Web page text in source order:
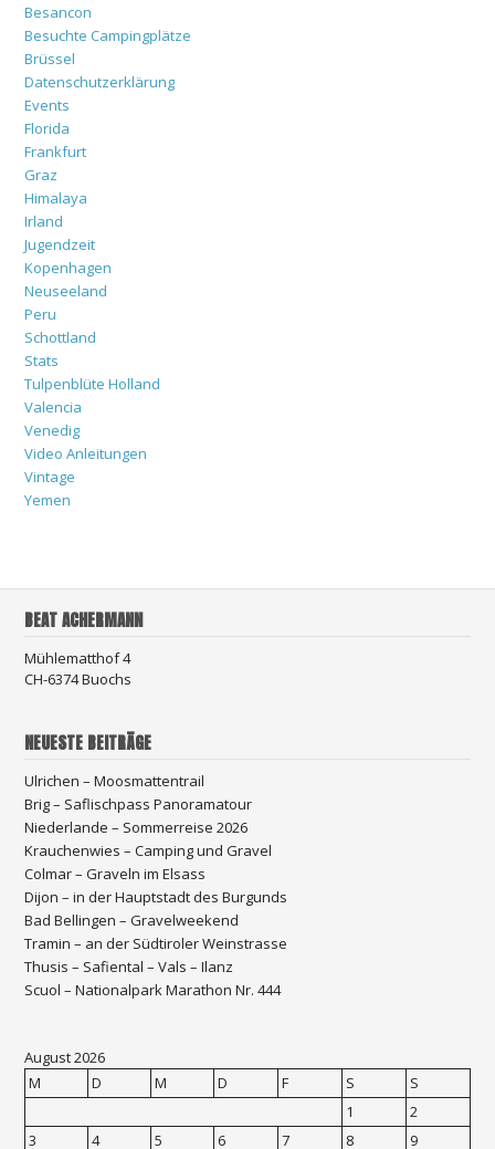
Besancon
Besuchte Campingplätze
Brüssel
Datenschutzerklärung
Events
Florida
Frankfurt
Graz
Himalaya
Irland
Jugendzeit
Kopenhagen
Neuseeland
Peru
Schottland
Stats
Tulpenblüte Holland
Valencia
Venedig
Video Anleitungen
Vintage
Yemen
BEAT ACHERMANN
Mühlematthof 4
CH-6374 Buochs
NEUESTE BEITRÄGE
Ulrichen – Moosmattentrail
Brig – Saflischpass Panoramatour
Niederlande – Sommerreise 2026
Krauchenwies – Camping und Gravel
Colmar – Graveln im Elsass
Dijon – in der Hauptstadt des Burgunds
Bad Bellingen – Gravelweekend
Tramin – an der Südtiroler Weinstrasse
Thusis – Safiental – Vals – Ilanz
Scuol – Nationalpark Marathon Nr. 444
August 2026
M
D M D F S
S
1
2
3
4 5 6 7 8 9